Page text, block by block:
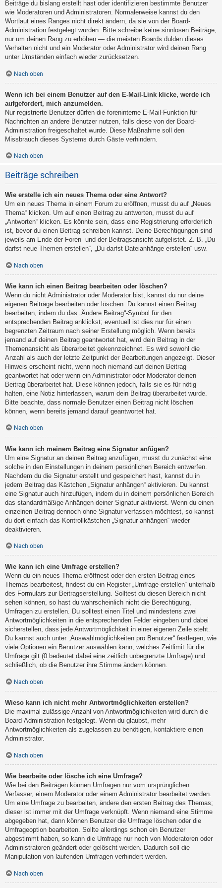
Beiträge du bislang erstellt hast oder identifizieren bestimmte Benutzer
wie Moderatoren und Administratoren. Normalerweise kannst du den
Wortlaut eines Ranges nicht direkt ändern, da sie von der Board-
Administration festgelegt wurden. Bitte schreibe keine sinnlosen Beiträge,
nur um deinen Rang zu erhöhen — die meisten Boards dulden dieses
Verhalten nicht und ein Moderator oder Administrator wird deinen Rang
unter Umständen einfach wieder zurücksetzen.
Nach oben
Wenn ich bei einem Benutzer auf den E-Mail-Link klicke, werde ich
aufgefordert, mich anzumelden.
Nur registrierte Benutzer dürfen die foreninterne E-Mail-Funktion für
Nachrichten an andere Benutzer nutzen, falls diese von der Board-
Administration freigeschaltet wurde. Diese Maßnahme soll den
Missbrauch dieses Systems durch Gäste verhindern.
Nach oben
Beiträge schreiben
Wie erstelle ich ein neues Thema oder eine Antwort?
Um ein neues Thema in einem Forum zu eröffnen, musst du auf „Neues
Thema“ klicken. Um auf einen Beitrag zu antworten, musst du auf
„Antworten“ klicken. Es könnte sein, dass eine Registrierung erforderlich
ist, bevor du einen Beitrag schreiben kannst. Deine Berechtigungen sind
jeweils am Ende der Foren- und der Beitragsansicht aufgelistet. Z. B. „Du
darfst neue Themen erstellen“, „Du darfst Dateianhänge erstellen“ usw.
Nach oben
Wie kann ich einen Beitrag bearbeiten oder löschen?
Wenn du nicht Administrator oder Moderator bist, kannst du nur deine
eigenen Beiträge bearbeiten oder löschen. Du kannst einen Beitrag
bearbeiten, indem du das „Ändere Beitrag“-Symbol für den
entsprechenden Beitrag anklickst; eventuell ist dies nur für einen
begrenzten Zeitraum nach seiner Erstellung möglich. Wenn bereits
jemand auf deinen Beitrag geantwortet hat, wird dein Beitrag in der
Themenansicht als überarbeitet gekennzeichnet. Es wird sowohl die
Anzahl als auch der letzte Zeitpunkt der Bearbeitungen angezeigt. Dieser
Hinweis erscheint nicht, wenn noch niemand auf deinen Beitrag
geantwortet hat oder wenn ein Administrator oder Moderator deinen
Beitrag überarbeitet hat. Diese können jedoch, falls sie es für nötig
halten, eine Notiz hinterlassen, warum dein Beitrag überarbeitet wurde.
Bitte beachte, dass normale Benutzer einen Beitrag nicht löschen
können, wenn bereits jemand darauf geantwortet hat.
Nach oben
Wie kann ich meinem Beitrag eine Signatur anfügen?
Um eine Signatur an deinen Beitrag anzufügen, musst du zunächst eine
solche in den Einstellungen in deinem persönlichen Bereich entwerfen.
Nachdem du die Signatur erstellt und gespeichert hast, kannst du in
jedem Beitrag das Kästchen „Signatur anhängen“ aktivieren. Du kannst
eine Signatur auch hinzufügen, indem du in deinem persönlichen Bereich
das standardmäßige Anhängen deiner Signatur aktivierst. Wenn du einen
einzelnen Beitrag dennoch ohne Signatur verfassen möchtest, so kannst
du dort einfach das Kontrollkästchen „Signatur anhängen“ wieder
deaktivieren.
Nach oben
Wie kann ich eine Umfrage erstellen?
Wenn du ein neues Thema eröffnest oder den ersten Beitrag eines
Themas bearbeitest, findest du ein Register „Umfrage erstellen“ unterhalb
des Formulars zur Beitragserstellung. Solltest du diesen Bereich nicht
sehen können, so hast du wahrscheinlich nicht die Berechtigung,
Umfragen zu erstellen. Du solltest einen Titel und mindestens zwei
Antwortmöglichkeiten in die entsprechenden Felder eingeben und dabei
sicherstellen, dass jede Antwortmöglichkeit in einer eigenen Zeile steht.
Du kannst auch unter „Auswahlmöglichkeiten pro Benutzer“ festlegen, wie
viele Optionen ein Benutzer auswählen kann, welches Zeitlimit für die
Umfrage gilt (0 bedeutet dabei eine zeitlich unbegrenzte Umfrage) und
schließlich, ob die Benutzer ihre Stimme ändern können.
Nach oben
Wieso kann ich nicht mehr Antwortmöglichkeiten erstellen?
Die maximal zulässige Anzahl von Antwortmöglichkeiten wird durch die
Board-Administration festgelegt. Wenn du glaubst, mehr
Antwortmöglichkeiten als zugelassen zu benötigen, kontaktiere einen
Administrator.
Nach oben
Wie bearbeite oder lösche ich eine Umfrage?
Wie bei den Beiträgen können Umfragen nur vom ursprünglichen
Verfasser, einem Moderator oder einem Administrator bearbeitet werden.
Um eine Umfrage zu bearbeiten, ändere den ersten Beitrag des Themas;
dieser ist immer mit der Umfrage verknüpft. Wenn niemand eine Stimme
abgegeben hat, dann können Benutzer die Umfrage löschen oder die
Umfrageoption bearbeiten. Sollte allerdings schon ein Benutzer
abgestimmt haben, so kann die Umfrage nur noch von Moderatoren oder
Administratoren geändert oder gelöscht werden. Dadurch soll die
Manipulation von laufenden Umfragen verhindert werden.
Nach oben